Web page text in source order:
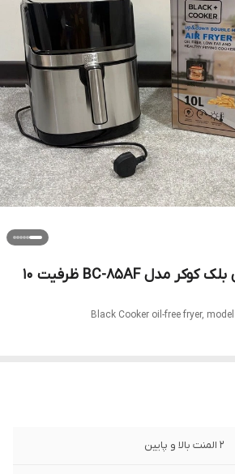
سرخ کن بدون روغن بلک کوکر مدل BC-85AF ظرفیت 10
Black Cooker oil-free fryer,
۲ المنت بالا و پایین